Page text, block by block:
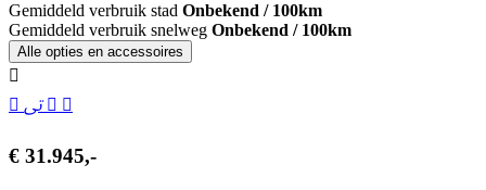
Gemiddeld verbruik stad Onbekend / 100km
Gemiddeld verbruik snelweg Onbekend / 100km
Alle opties en accessoires
€ 31.945,-